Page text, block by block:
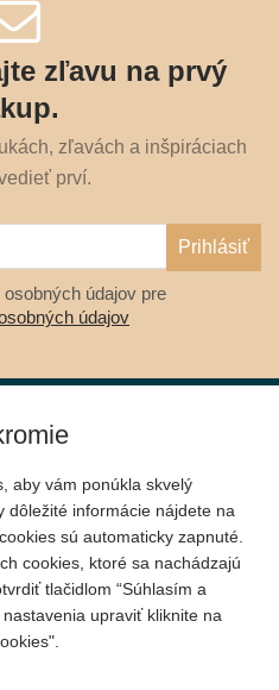
zľavu na prvý
zľavách a inšpiráciach
prví.
údajov pre
údajov
aby vám ponúkla skvelý
dôležité informácie nájdete na
sú automaticky zapnuté.
cookies, ktoré sa nachádzajú
tlačidlom “Súhlasím a
upraviť kliknite na